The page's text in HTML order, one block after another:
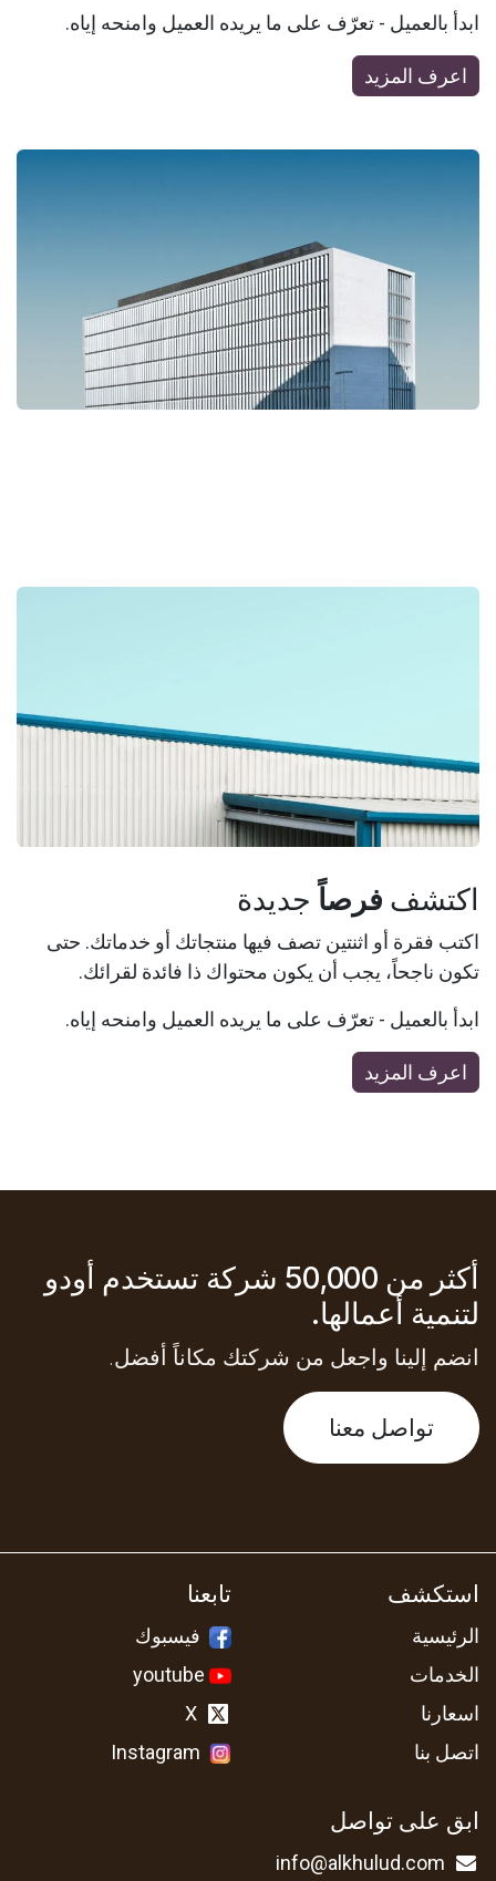
ابدأ بالعميل - تعرّف على ما يريده العميل وامنحه إياه.
اعرف المزيد
اكتشف فرصاً جديدة
اكتب فقرة أو اثنتين تصف فيها منتجاتك أو خدماتك. حتى
تكون ناجحاً، يجب أن يكون محتواك ذا فائدة لقرائك.
ابدأ بالعميل - تعرّف على ما يريده العميل وامنحه إياه.
اعرف المزيد
أكثر من 50,000 شركة تستخدم أودو
لتنمية أعمالها.
انضم إلينا واجعل من شركتك مكاناً أفضل.
تواصل معنا
استكشف
الرئيسية
الخدمات
اسعارنا
اتصل بنا
تابعنا
فيسبوك
youtube
X
Instagram
ابق على تواصل
info@alkhulud.com